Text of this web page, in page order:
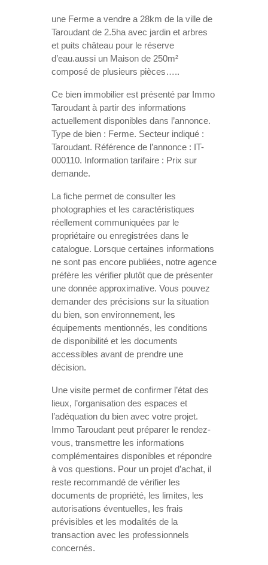
une Ferme a vendre a 28km de la ville de
Taroudant de 2.5ha avec jardin et arbres
et puits château pour le réserve
d’eau.aussi un Maison de 250m²
composé de plusieurs pièces…..
Ce bien immobilier est présenté par Immo
Taroudant à partir des informations
actuellement disponibles dans l’annonce.
Type de bien : Ferme. Secteur indiqué :
Taroudant. Référence de l’annonce : IT-
000110. Information tarifaire : Prix sur
demande.
La fiche permet de consulter les
photographies et les caractéristiques
réellement communiquées par le
propriétaire ou enregistrées dans le
catalogue. Lorsque certaines informations
ne sont pas encore publiées, notre agence
préfère les vérifier plutôt que de présenter
une donnée approximative. Vous pouvez
demander des précisions sur la situation
du bien, son environnement, les
équipements mentionnés, les conditions
de disponibilité et les documents
accessibles avant de prendre une
décision.
Une visite permet de confirmer l’état des
lieux, l’organisation des espaces et
l’adéquation du bien avec votre projet.
Immo Taroudant peut préparer le rendez-
vous, transmettre les informations
complémentaires disponibles et répondre
à vos questions. Pour un projet d’achat, il
reste recommandé de vérifier les
documents de propriété, les limites, les
autorisations éventuelles, les frais
prévisibles et les modalités de la
transaction avec les professionnels
concernés.